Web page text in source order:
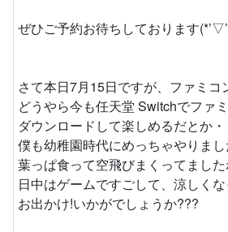
ぜひご予約お待ちしております
さて本日7月15日ですが、ファミコ
どうやら今も任天堂 Switchでファ
ダウンロードして楽しめるだとか
僕も幼稚園時代にめっちゃやりま
葉っぱ食って空飛びまくってまし
日中はゲームですごして、涼しく
お出かけ!いかがでしょうか???